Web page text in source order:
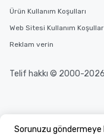
Sorunuzu göndermeye
Ürün Kullanım Koşulları
Web Sitesi Kullanım
Reklam verin
Telif hakkı © 2000-2026